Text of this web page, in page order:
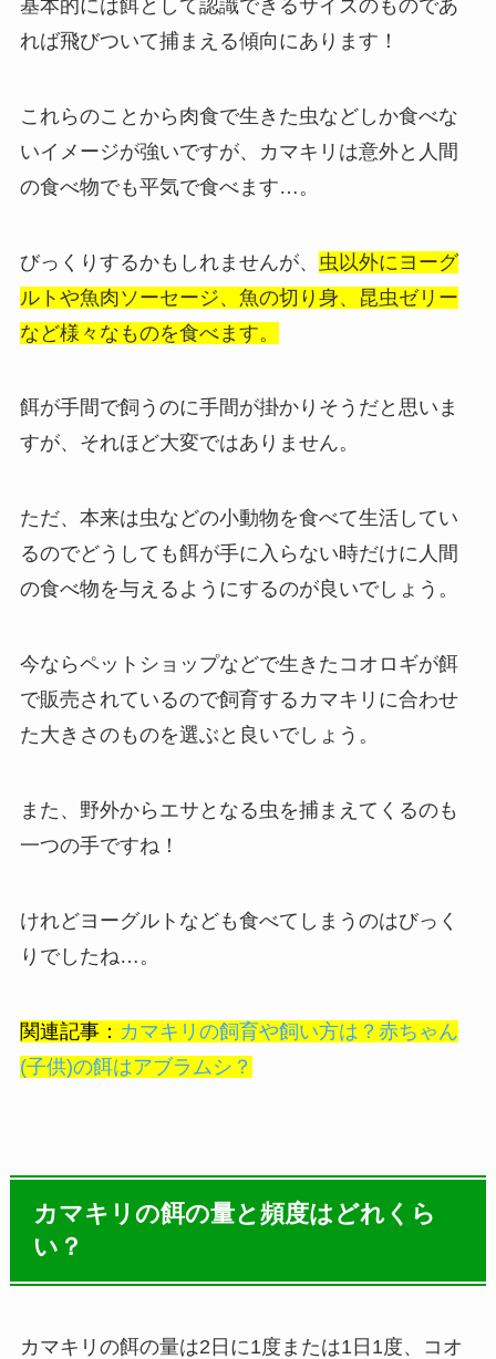
基本的には餌として認識できるサイズのものであ
れば飛びついて捕まえる傾向にあります！
これらのことから肉食で生きた虫などしか食べな
いイメージが強いですが、カマキリは意外と人間
の食べ物でも平気で食べます…。
びっくりするかもしれませんが、 虫以外にヨーグ
ルトや魚肉ソーセージ、魚の切り身、昆虫ゼリー
など様々なものを食べます。
餌が手間で飼うのに手間が掛かりそうだと思いま
すが、それほど大変ではありません。
ただ、本来は虫などの小動物を食べて生活してい
るのでどうしても餌が手に入らない時だけに人間
の食べ物を与えるようにするのが良いでしょう。
今ならペットショップなどで生きたコオロギが餌
で販売されているので飼育するカマキリに合わせ
た大きさのものを選ぶと良いでしょう。
また、野外からエサとなる虫を捕まえてくるのも
一つの手ですね！
けれどヨーグルトなども食べてしまうのはびっく
りでしたね…。
関連記事： カマキリの飼育や飼い方は？赤ちゃん
(子供)の餌はアブラムシ？
カマキリの餌の量と頻度はどれくら
い？
カマキリの餌の量は2日に1度または1日1度、コオ